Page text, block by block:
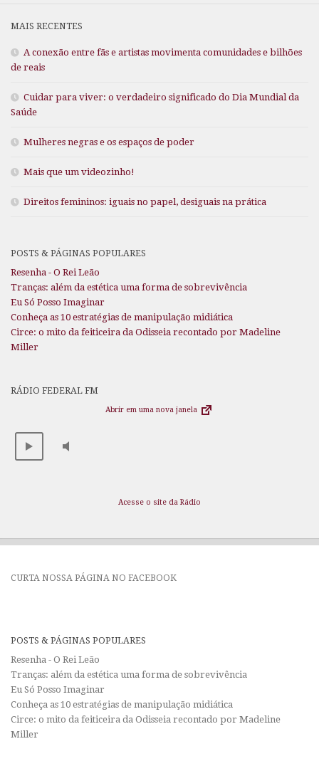
MAIS RECENTES
A conexão entre fãs e artistas movimenta comunidades e bilhões
de reais
Cuidar para viver: o verdadeiro significado do Dia Mundial da
Saúde
Mulheres negras e os espaços de poder
Mais que um videozinho!
Direitos femininos: iguais no papel, desiguais na prática
POSTS & PÁGINAS POPULARES
Resenha - O Rei Leão
Tranças: além da estética uma forma de sobrevivência
Eu Só Posso Imaginar
Conheça as 10 estratégias de manipulação midiática
Circe: o mito da feiticeira da Odisseia recontado por Madeline
Miller
RÁDIO FEDERAL FM
Abrir em uma nova janela
Acesse o site da Rádio
CURTA NOSSA PÁGINA NO FACEBOOK
POSTS & PÁGINAS POPULARES
Resenha - O Rei Leão
Tranças: além da estética uma forma de sobrevivência
Eu Só Posso Imaginar
Conheça as 10 estratégias de manipulação midiática
Circe: o mito da feiticeira da Odisseia recontado por Madeline
Miller